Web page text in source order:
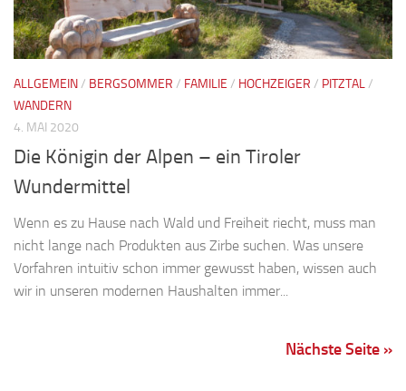
ALLGEMEIN/ BERGSOMMER / FAMILIE / HOCHZEIGER / PITZTAL/
WANDERN
4. MAI 2020
Die Königin der Alpen – ein Tiroler
Wundermittel
Wenn es zu Hause nach Wald und Freiheit riecht, muss man
nicht lange nach Produkten aus Zirbe suchen. Was unsere
Vorfahren intuitiv schon immer gewusst haben, wissen auch
wir in unseren modernen Haushalten immer...
Nächste Seite »